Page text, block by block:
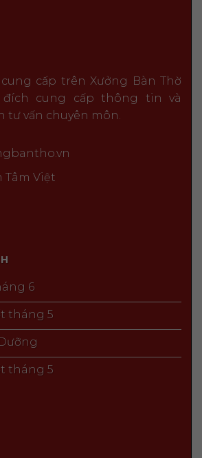
cấp trên Xưởng Bàn Thờ
cung cấp thông tin và
tư vấn chuyên môn.
Tâm Việt
6
tháng 5
tháng 5